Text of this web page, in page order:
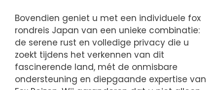
Bovendien geniet u met een individuele fox
rondreis Japan van een unieke combinatie:
de serene rust en volledige privacy die u
zoekt tijdens het verkennen van dit
fascinerende land, mét de onmisbare
ondersteuning en diepgaande expertise van